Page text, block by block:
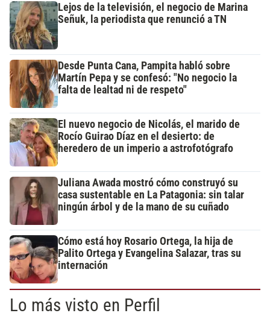
Lejos de la televisión, el negocio de Marina
Señuk, la periodista que renunció a TN
Desde Punta Cana, Pampita habló sobre
Martín Pepa y se confesó: "No negocio la
falta de lealtad ni de respeto"
El nuevo negocio de Nicolás, el marido de
Rocío Guirao Díaz en el desierto: de
heredero de un imperio a astrofotógrafo
Juliana Awada mostró cómo construyó su
casa sustentable en La Patagonia: sin talar
ningún árbol y de la mano de su cuñado
Cómo está hoy Rosario Ortega, la hija de
Palito Ortega y Evangelina Salazar, tras su
internación
Lo más visto en Perfil